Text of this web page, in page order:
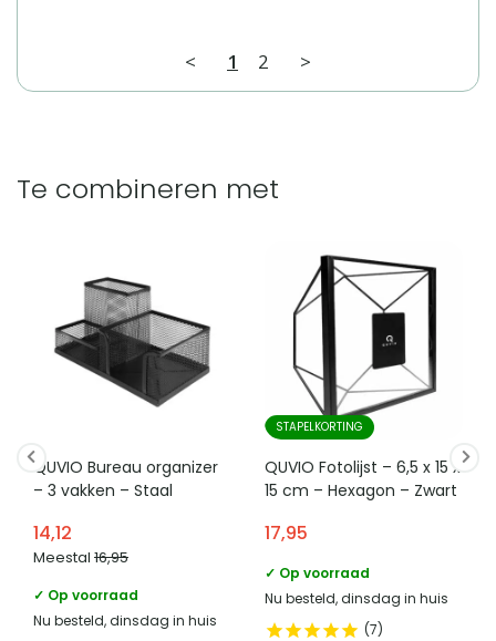
< 1 2 >
Te combineren met
QUVIO Bureau organizer
– 3 vakken – Staal
14,12
Meestal 16,95
✓ Op voorraad
Nu besteld, dinsdag in huis
STAPELKORTING
QUVIO Fotolijst – 6,5 x 15 x
15 cm – Hexagon – Zwart
17,95
✓ Op voorraad
Nu besteld, dinsdag in huis
7